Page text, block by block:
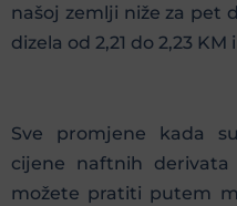
našoj zemlji niže za pet
dizela od 2,21 do 2,23
Sve promjene kada
cijene naftnih
možete pratiti putem